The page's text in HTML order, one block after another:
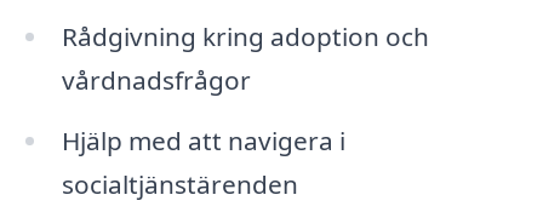
Rådgivning kring adoption och
vårdnadsfrågor
Hjälp med att navigera i
socialtjänstärenden